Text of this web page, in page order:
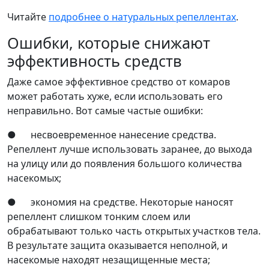
Читайте подробнее о натуральных репеллентах.
Ошибки, которые снижают
эффективность средств
Даже самое эффективное средство от комаров
может работать хуже, если использовать его
неправильно. Вот самые частые ошибки:
● несвоевременное нанесение средства.
Репеллент лучше использовать заранее, до выхода
на улицу или до появления большого количества
насекомых;
● экономия на средстве. Некоторые наносят
репеллент слишком тонким слоем или
обрабатывают только часть открытых участков тела.
В результате защита оказывается неполной, и
насекомые находят незащищенные места;